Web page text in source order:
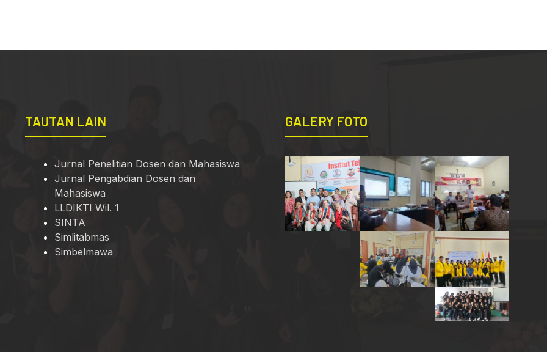
TAUTAN LAIN
Jurnal Penelitian Dosen dan Mahasiswa
Jurnal Pengabdian Dosen dan
Mahasiswa
LLDIKTI Wil. 1
SINTA
Simlitabmas
Simbelmawa
GALERY FOTO